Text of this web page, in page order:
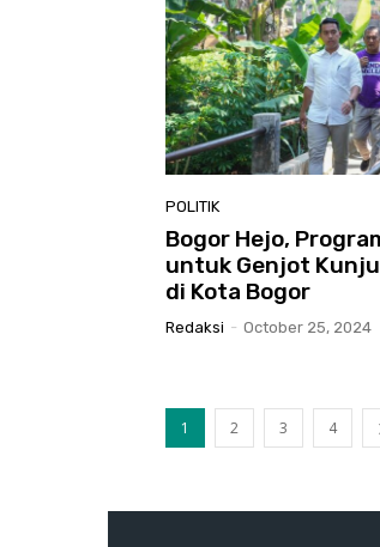
POLITIK
Bogor Hejo,
untuk Genjot
di Kota Bogor
Redaksi - October 25, 2024
1 2 3 4